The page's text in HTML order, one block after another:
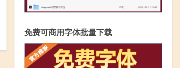
免费可商用字体批量下载